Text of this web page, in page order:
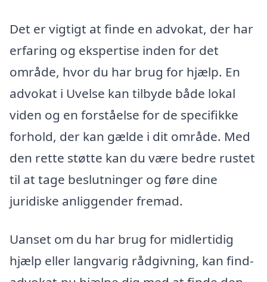
Det er vigtigt at finde en advokat, der har
erfaring og ekspertise inden for det
område, hvor du har brug for hjælp. En
advokat i Uvelse kan tilbyde både lokal
viden og en forståelse for de specifikke
forhold, der kan gælde i dit område. Med
den rette støtte kan du være bedre rustet
til at tage beslutninger og føre dine
juridiske anliggender fremad.
Uanset om du har brug for midlertidig
hjælp eller langvarig rådgivning, kan find-